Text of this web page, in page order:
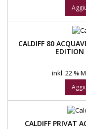
CALDIFF 80
EDITION
inkl. 22 %
CALDIFF PRIVAT